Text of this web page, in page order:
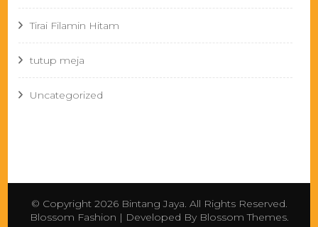
Tirai Filamin Hitam
tutup meja
Uncategorized
© Copyright 2026 Bintang Jaya. All Rights Reserved.
Blossom Fashion | Developed ByBlossom Themes.